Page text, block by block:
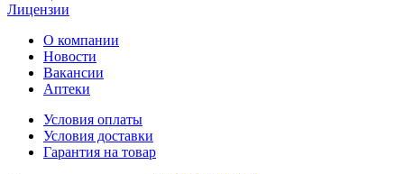
Лицензии
О компании
Новости
Вакансии
Аптеки
Условия оплаты
Условия доставки
Гарантия на товар